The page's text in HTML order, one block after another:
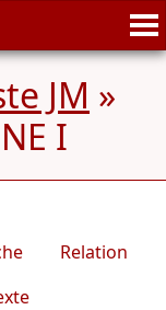
JM »
I
Relation